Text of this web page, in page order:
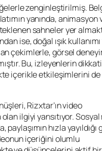
zenginleştirilmiş.
yanında, animasyon
sahneler yer
ise, doğal ışık
çekimlerle, görsel
Bu, izleyenlerin
içerikle etkileşimlerini de
Rizxtar’ın video
olan ilgiyi yansıtıyor.
paylaşımın hızla yayıldığı
içeriğini olumlu